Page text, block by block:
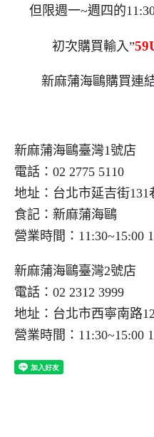
但限週一~週四的
初次購買輸入”
新麻蒲海鷗購買連
新麻蒲海鷗臺灣1號店
電話：02 2775 5110
地址：台北市延吉街131
食記：新麻蒲海鷗
營業時間：11:30~15:00
新麻蒲海鷗臺灣2號店
電話：02 2312 3999
地址：台北市西寧南路
營業時間：11:30~15:00